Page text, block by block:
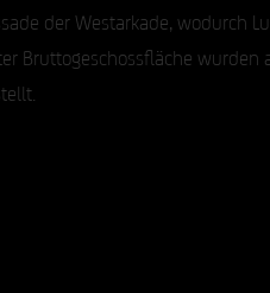
der Westarkade, wodurch
Bruttogeschossfläche wurden